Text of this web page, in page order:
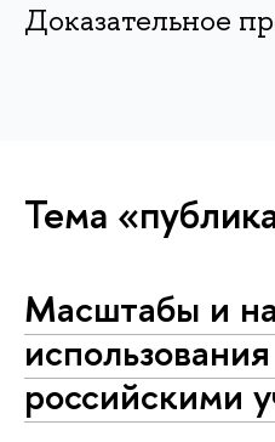
Доказательное
Тема
Масштабы и
российскими